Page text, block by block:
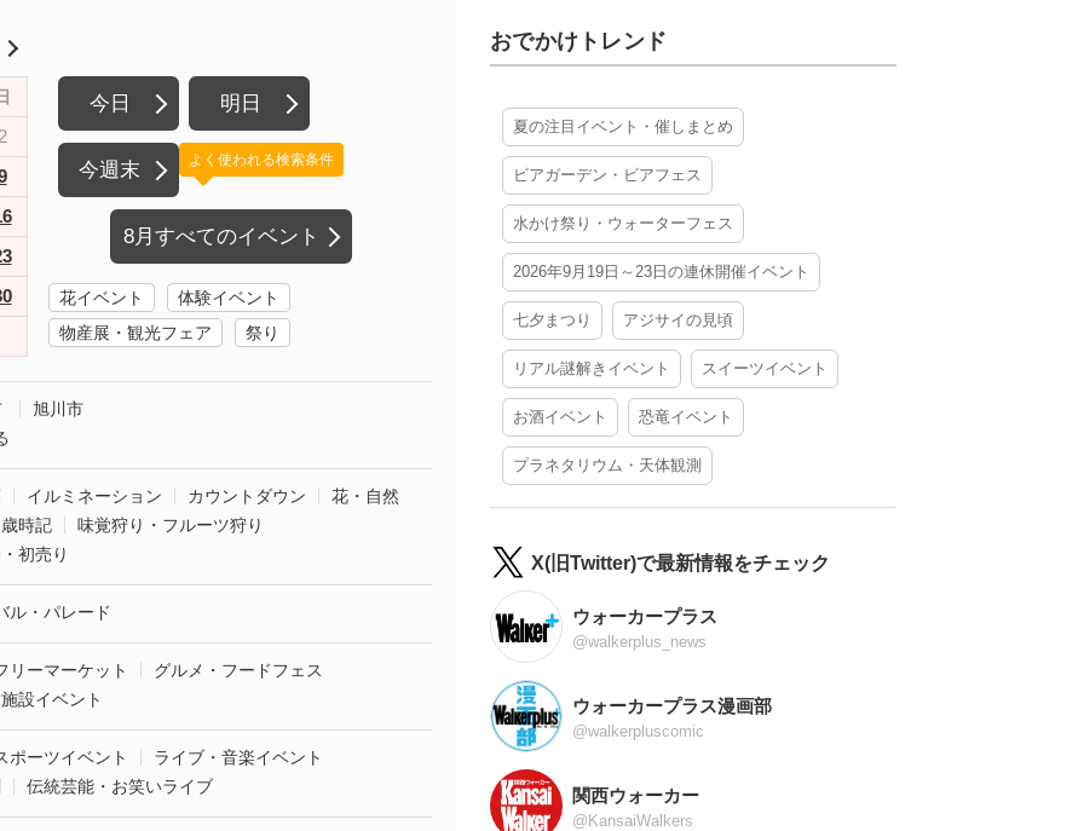
今日 明日
今週末
8月すべてのイベント
よく使われる検索条件
花イベント
体験イベント
物産展・観光フェア
祭り
旭川市
イルミネーション カウントダウン
花・自然
時記
味覚狩り・フルーツ狩り
初売り
ル・パレード
リーマーケット
グルメ・フードフェス
設イベント
ポーツイベント
ライブ・音楽イベント
伝統芸能・お笑いライブ
おでかけトレンド
夏の注目イベント・催しまとめ
ビアガーデン・ビアフェス
水かけ祭り・ウォーターフェス
2026年9月19日～23日の連休開催イベント
七夕まつり アジサイの見頃
リアル謎解きイベント スイーツイベント
お酒イベント 恐竜イベント
プラネタリウム・天体観測
X(旧Twitter)で最新情報をチェック
ウォーカープラス
@walkerplus_news
ウォーカープラス漫画部
@walkerpluscomic
関西ウォーカー
@KansaiWalkers